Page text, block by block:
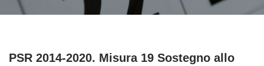
PSR 2014-2020. Misura 19 Sostegno allo